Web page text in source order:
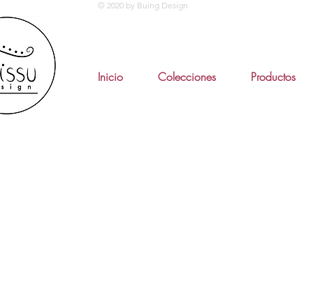
© 2020 by Buing Design
Inicio Colecciones Productos